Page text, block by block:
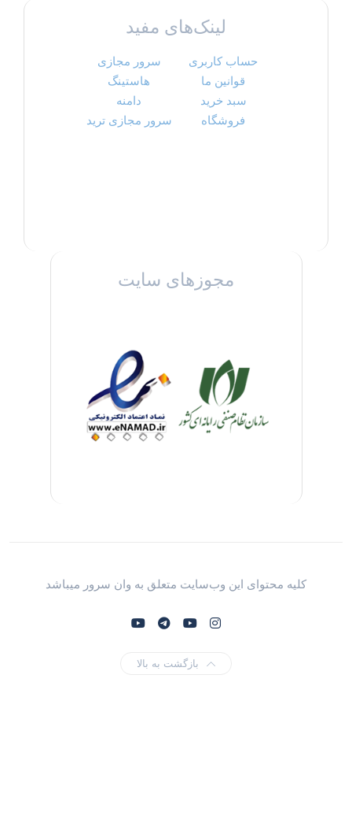
لینک‌های مفید
حساب کاربری
قوانین ما
سبد خرید
فروشگاه
سرور مجازی
هاستینگ
دامنه
سرور مجازی ترید
مجوزهای سایت
کلیه محتوای این وب‌سایت متعلق به وان سرور میباشد
بازگشت به بالا